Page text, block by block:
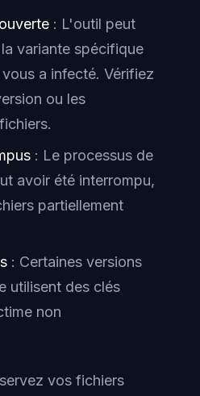
: L'outil peut
variante spécifique
a infecté. Vérifiez
ou les
: Le processus de
avoir été interrompu,
partiellement
: Certaines versions
utilisent des clés
non
vos fichiers